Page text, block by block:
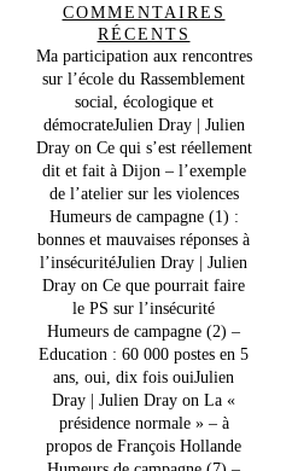
COMMENTAIRES
RÉCENTS
Ma participation aux rencontres
sur l’école du Rassemblement
social, écologique et
démocrateJulien Dray | Julien
Drayon Ce qui s’est réellement
dit et fait à Dijon – l’exemple
de l’atelier sur les violences
Humeurs de campagne (1) :
bonnes et mauvaises réponses à
l’insécuritéJulien Dray | Julien
Dray on Ce que pourrait faire
le PS sur l’insécurité
Humeurs de campagne (2) –
Education : 60 000 postes en 5
ans, oui, dix fois ouiJulien
Dray | Julien Dray on La «
présidence normale » – à
propos de François Hollande